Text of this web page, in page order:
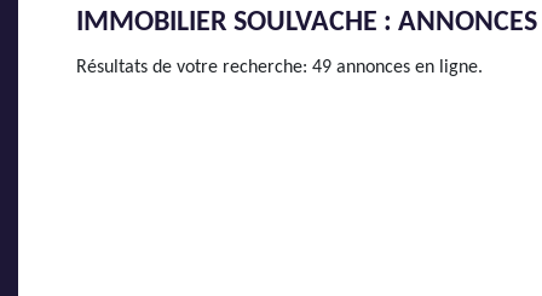
IMMOBILIER SOULVACHE :
Résultats de votre recherche: 49 annonces en ligne.